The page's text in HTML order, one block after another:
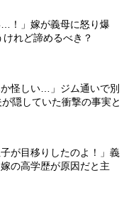
…！」嫁が義母に怒り爆
れど諦めるべき？
か怪しい…」ジム通いで別
隠していた衝撃の事実と
が目移りしたのよ！」義
の高学歴が原因だと主